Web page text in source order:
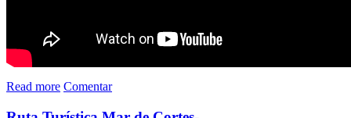
Read more Comentar